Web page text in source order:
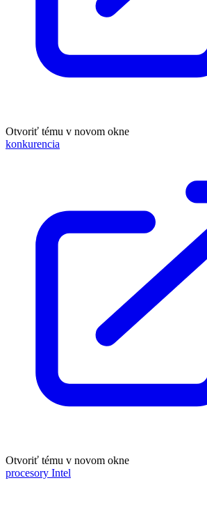
Otvoriť tému v novom okne
konkurencia
Otvoriť tému v novom okne
procesory Intel